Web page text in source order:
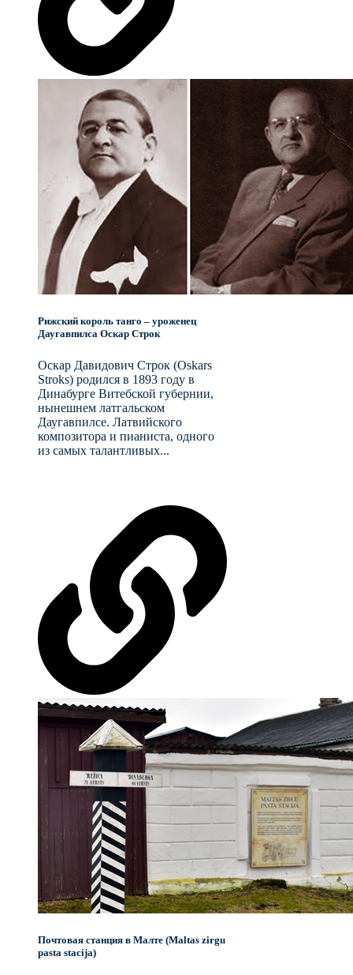
Рижский король танго – уроженец
Даугавпилса Оскар Строк
Оскар Давидович Строк (Oskars
Stroks) родился в 1893 году в
Динабурге Витебской губернии,
нынешнем латгальском
Даугавпилсе. Латвийского
композитора и пианиста, одного
из самых талантливых...
Почтовая станция в Малте (Maltas zirgu
pasta stacija)